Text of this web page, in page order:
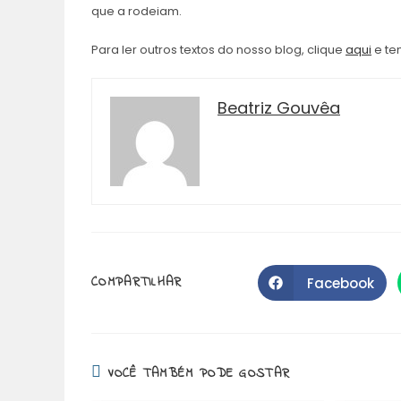
que a rodeiam.
Para ler outros textos do nosso blog, clique aqui e
Beatriz Gouvêa
COMPARTILHARCOMPARTILHAR
Abre
em
Facebook
VOCÊ TAMBÉM PODE GOSTAR